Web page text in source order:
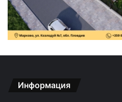
Информация